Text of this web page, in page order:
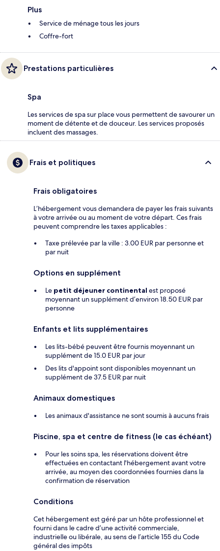
Plus
Service de ménage tous les jours
Coffre-fort
Prestations particulières
Spa
Les services de spa sur place vous permettent de savourer un
moment de détente et de douceur. Les services proposés
incluent des massages.
Frais et politiques
Frais obligatoires
L’hébergement vous demandera de payer les frais suivants
à votre arrivée ou au moment de votre départ. Ces frais
peuvent comprendre les taxes applicables :
Taxe prélevée par la ville : 3.00 EUR par personne et
par nuit
Options en supplément
Le petit déjeuner continental est proposé
moyennant un supplément d’environ 18.50 EUR par
personne
Enfants et lits supplémentaires
Les lits-bébé peuvent être fournis moyennant un
supplément de 15.0 EUR par jour
Des lits d'appoint sont disponibles moyennant un
supplément de 37.5 EUR par nuit
Animaux domestiques
Les animaux d'assistance ne sont soumis à aucuns frais
Piscine, spa et centre de fitness (le cas échéant)
Pour les soins spa, les réservations doivent être
effectuées en contactant l'hébergement avant votre
arrivée, au moyen des coordonnées fournies dans la
confirmation de réservation
Conditions
Cet hébergement est géré par un hôte professionnel et
fourni dans le cadre d’une activité commerciale,
industrielle ou libérale, au sens de l’article 155 du Code
général des impôts